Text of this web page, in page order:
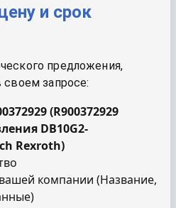
и срок
предложения,
своем запросе:
(R900372929
DB10G2-
Rexroth)
компании (Название,